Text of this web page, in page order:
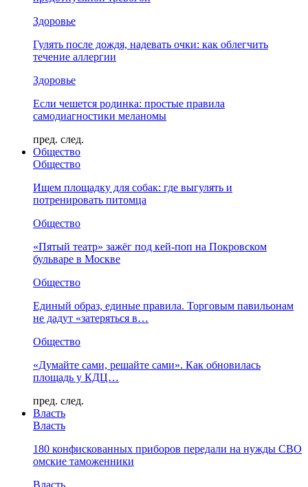
Здоровье
Гулять после дождя, надевать очки: как облегчить
течение аллергии
Здоровье
Если чешется родинка: простые правила
самодиагностики меланомы
пред. след.
Общество
Общество
Ищем площадку для собак: где выгулять и
потренировать питомца
Общество
«Пятый театр» зажёг под кей-поп на Покровском
бульваре в Москве
Общество
Единый образ, единые правила. Торговым павильонам
не дадут «затеряться в…
Общество
«Думайте сами, решайте сами». Как обновилась
площадь у КДЦ…
пред. след.
Власть
Власть
180 конфискованных приборов передали на нужды СВО
омские таможенники
Власть